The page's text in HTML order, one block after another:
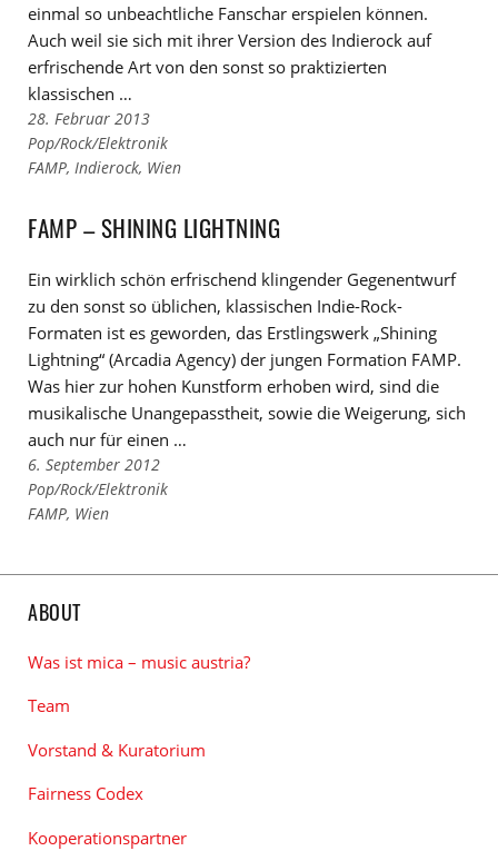
einmal so unbeachtliche Fanschar erspielen können.
Auch weil sie sich mit ihrer Version des Indierock auf
erfrischende Art von den sonst so praktizierten
klassischen …
28. Februar 2013
Links
zu
Kategorien
Pop/Rock/Elektronik
Links
den
Tags
FAMP, Indierock, Wien
FAMP – SHINING LIGHTNING
Ein wirklich schön erfrischend klingender Gegenentwurf
zu den sonst so üblichen, klassischen Indie-Rock-
Formaten ist es geworden, das Erstlingswerk „Shining
Lightning“ (Arcadia Agency) der jungen Formation FAMP.
Was hier zur hohen Kunstform erhoben wird, sind die
musikalische Unangepasstheit, sowie die Weigerung, sich
auch nur für einen …
6. September 2012
Links
zu
Pop/Rock/Elektronik
Links
FAMP, Wien
ABOUT
Was ist mica – music austria?
Team
Vorstand & Kuratorium
Fairness Codex
Kooperationspartner